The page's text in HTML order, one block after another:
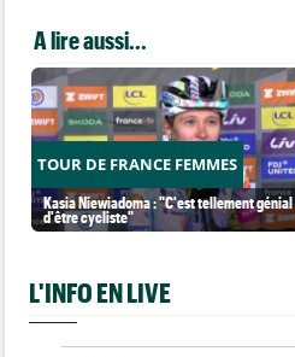
A lire aussi...
TOUR DE FRANCE FEMMES
Kasia Niewiadoma : "C'est tellement génial
d'être cycliste"
L'INFO EN LIVE